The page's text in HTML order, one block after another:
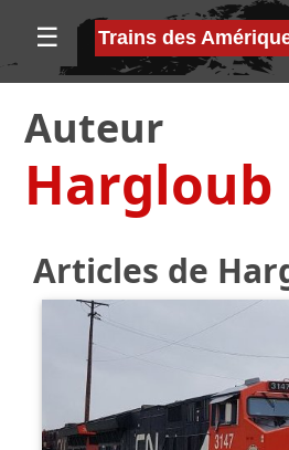
☰ Trains des
Auteur
Hargloub
Articles de